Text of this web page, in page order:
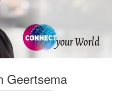
Geertsema